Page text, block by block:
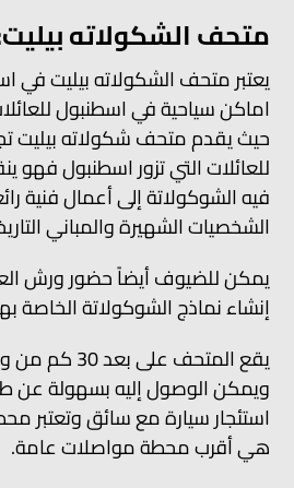
متحف الشكولاته
يعتبر متحف الشكولاته بيليت
اماكن سياحية في اسطنبول
حيث يقدم متحف شكولاته بيليت
للعائلات التي تزور اسطنبول فهو
فيه الشوكولاتة إلى أعمال فنية
الشخصيات الشهيرة والمباني
يمكن للضيوف أيضاً حضور ورش
إنشاء نماذج الشوكولاتة الخاصة
يقع المتحف
ويمكن الوصول إليه بسهولة عن
استئجار سيارة مع سائق وتعتبر
هي أقرب محطة مواصلات عامة.